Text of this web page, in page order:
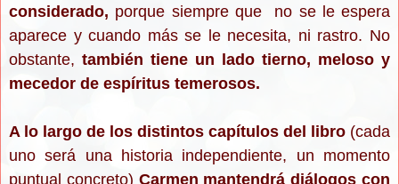
considerado, porque siempre que
no se le espera
aparece y cuando más se le necesita, ni rastro. No
obstante, también tiene un lado tierno, meloso y
mecedor de espíritus temerosos.
A lo largo de los distintos capítulos del libro (cada
uno será una historia independiente, un momento
puntual concreto) Carmen mantendrá diálogos con